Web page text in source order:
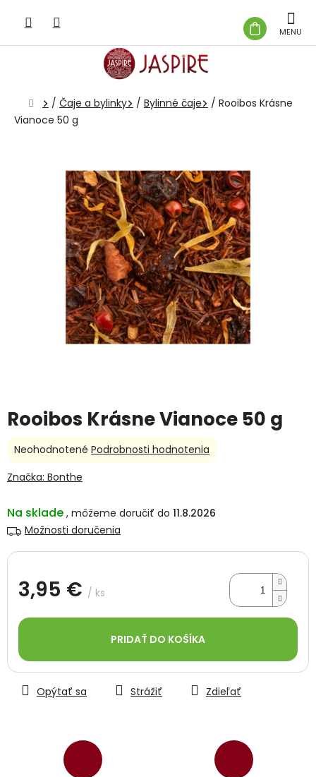
obsah
KOŠÍK
Domov
/ Čaje a bylinky / Bylinné čaje / Rooibos Krásne
Vianoce 50 g
Rooibos Krásne Vianoce 50 g
Na sklade
11.8.2026
Možnosti doručenia
3,95 € / ks
cena:
PRIDAŤ DO KOŠÍKA
Opýtať sa Strážiť Zdieľať
Priemerné
produktu
z
5
Neohodnotené Podrobnosti hodnotenia
Značka: Bonthe